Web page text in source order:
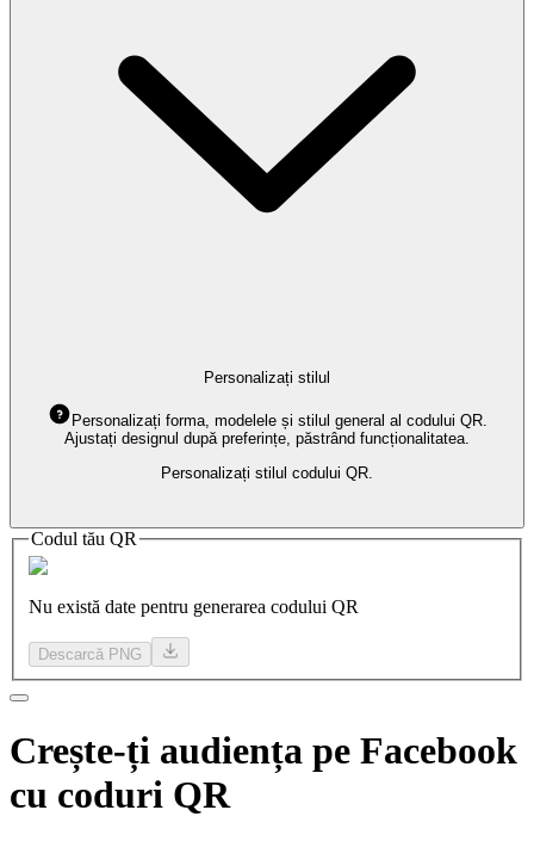
Personalizați stilul
Personalizați forma, modelele și stilul general al codului QR.
Ajustați designul după preferințe, păstrând funcționalitatea.
Personalizați stilul codului QR.
Codul tău QR
Nu există date pentru generarea codului QR
Descarcă PNG
Crește-ți audiența pe Facebook
cu coduri QR